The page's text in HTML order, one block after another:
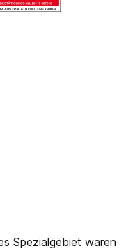
Spezialgebiet waren